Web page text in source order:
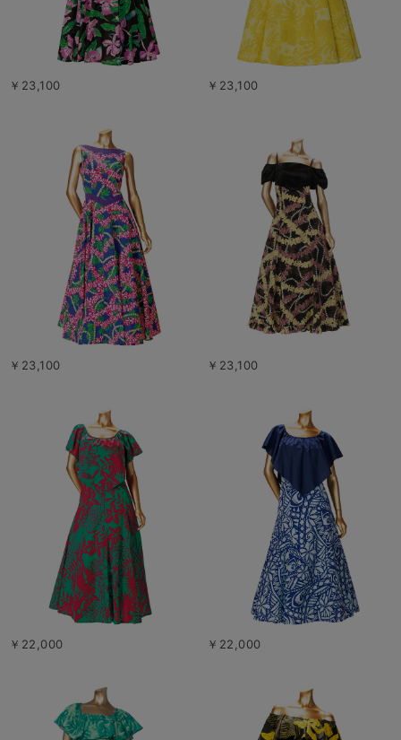
￥23,100 ￥23,100
￥23,100 ￥23,100
￥22,000 ￥22,000